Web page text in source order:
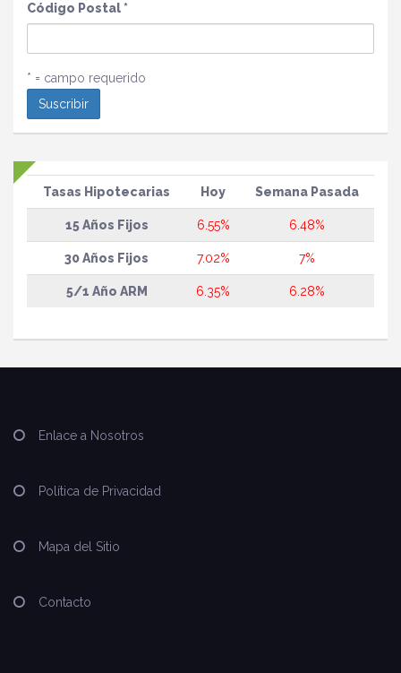
Código Postal*
* = campo requerido
Tasas Hipotecarias Hoy Semana Pasada
15 Años Fijos 6.55% 6.48%
30 Años Fijos 7.02% 7%
5/1 Año ARM 6.35% 6.28%
Enlace a Nosotros
Política de Privacidad
Mapa del Sitio
Contacto